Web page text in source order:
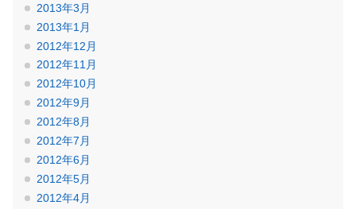
2013年3月
2013年1月
2012年12月
2012年11月
2012年10月
2012年9月
2012年8月
2012年7月
2012年6月
2012年5月
2012年4月